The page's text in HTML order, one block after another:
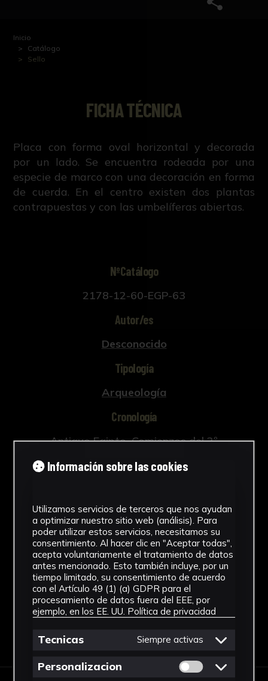
Inicio
Catálogo
Sello
FICHA TÉCNICA
Placa con forma oval horizontal y decorada
por un lado. Se encuentra rodeada por una
especie de marco con una decoración en forma
de cuerda. En el centro existen dos plantas
contrapuestas y con las umbelíferas abiertas.
NºCatálogo
2178-12-60-EGP-63
Autor/es
Desconocido
Tipología
Arqueología
Cronología
Antiguo Egipto. Comienzos del 2º
Arte egipcio
Técnica
Fayenza
Ver más
Descargar Ficha
Información sobre las cookies
Utilizamos servicios de terceros que nos ayudan
a optimizar nuestro sitio web (análisis). Para
poder utilizar estos servicios, necesitamos su
consentimiento. Al hacer clic en "Aceptar todas",
acepta voluntariamente el tratamiento de datos
antes mencionado. Esto también incluye, por un
tiempo limitado, su consentimiento de acuerdo
con el Artículo 49 (1) (a) GDPR para el
procesamiento de datos fuera del EEE, por
ejemplo, en los EE. UU. Política de privacidad
Tecnicas Siempre activas
Personalizacion Permitir cookies